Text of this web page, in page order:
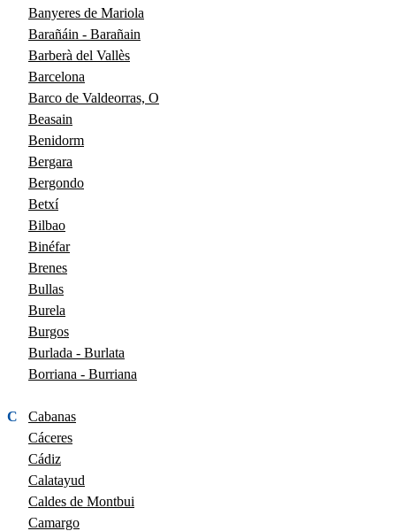
Banyeres de Mariola
Barañáin - Barañain
Barberà del Vallès
Barcelona
Barco de Valdeorras, O
Beasain
Benidorm
Bergara
Bergondo
Betxí
Bilbao
Binéfar
Brenes
Bullas
Burela
Burgos
Burlada - Burlata
Borriana - Burriana
C
Cabanas
Cáceres
Cádiz
Calatayud
Caldes de Montbui
Camargo